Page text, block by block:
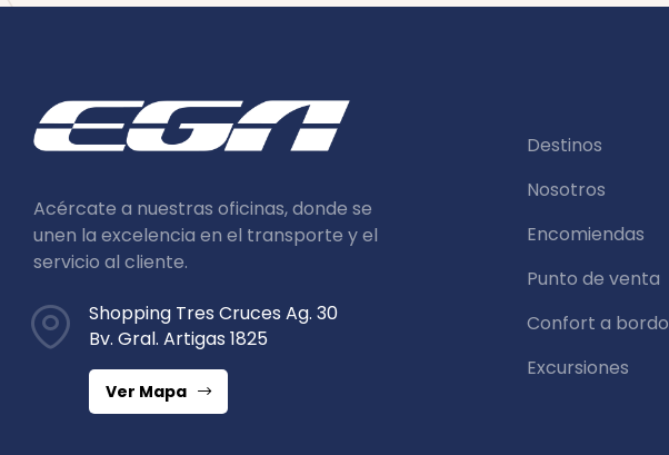
Acércate a nuestras oficinas, donde se
unen la excelencia en el transporte y el
servicio al cliente.
Shopping Tres Cruces Ag. 30
Bv. Gral. Artigas 1825
Ver Mapa
Destinos
Nosotros
Encomiendas
Punto de venta
Confort a bordo
Excursiones